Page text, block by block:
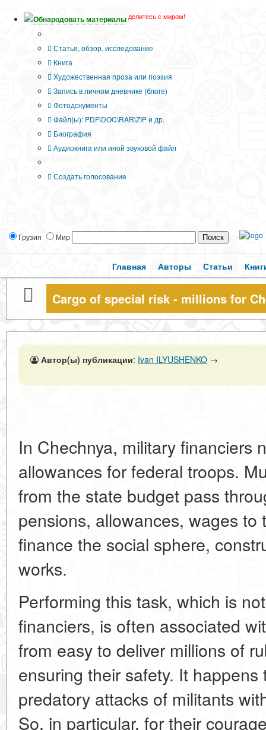
Обнародовать материалы делитесь с миром!
Статья, обзор, исследование
Книга
Художественная проза или поэзия
Запись в личном дневнике (блоге)
Фотодокументы
Файл(ы): PDF\DOC\RAR\ZIP и др.
Биография
Аудиокнига или иной звуковой файл
Создать голосование
Грузия Мир
Главная Авторы Статьи
Cargo of special risk - millions for
Автор(ы) публикации: Ivan ILYUSHENKO →
In Chechnya, military financiers
allowances for federal troops.
from the state budget pass
pensions, allowances, wages to
finance the social sphere,
works.
Performing this task, which is
financiers, is often associated
from easy to deliver millions of
ensuring their safety. It
predatory attacks of militants
So, in particular, for their